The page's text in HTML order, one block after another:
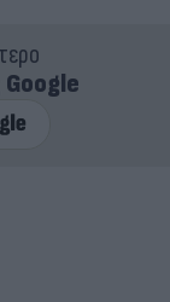
Google